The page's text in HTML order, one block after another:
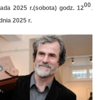
2025 r.(sobota) godz. 1200.
2025 r.